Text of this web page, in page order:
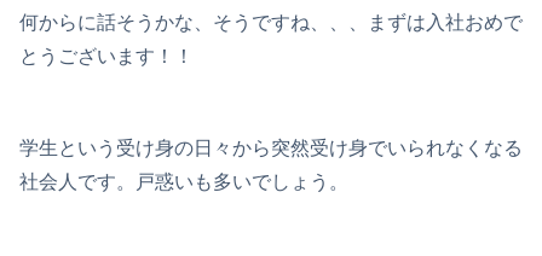
何からに話そうかな、そうですね、、、まずは入社おめで
とうございます！！
学生という受け身の日々から突然受け身でいられなくなる
社会人です。戸惑いも多いでしょう。